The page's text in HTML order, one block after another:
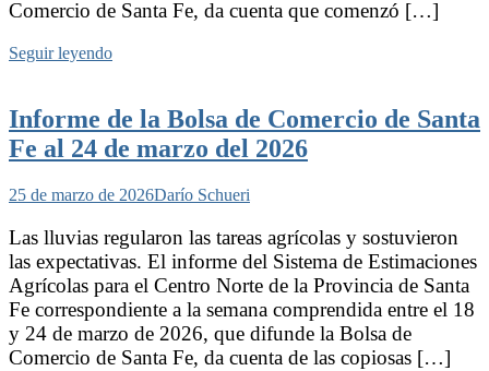
Comercio de Santa Fe, da cuenta que comenzó […]
Seguir leyendo
Informe de la Bolsa de Comercio de Santa
Fe al 24 de marzo del 2026
25 de marzo de 2026Darío Schueri
Las lluvias regularon las tareas agrícolas y sostuvieron
las expectativas. El informe del Sistema de Estimaciones
Agrícolas para el Centro Norte de la Provincia de Santa
Fe correspondiente a la semana comprendida entre el 18
y 24 de marzo de 2026, que difunde la Bolsa de
Comercio de Santa Fe, da cuenta de las copiosas […]